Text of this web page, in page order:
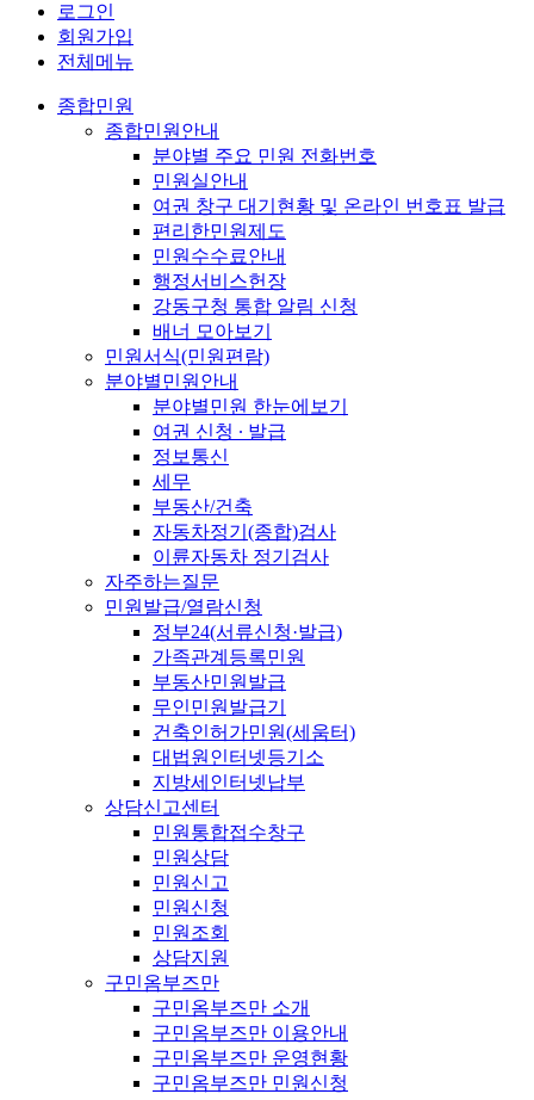
로그인
회원가입
전체메뉴
종합민원
종합민원안내
분야별 주요 민원 전화번호
민원실안내
여권 창구 대기현황 및 온라인 번호표 발급
편리한민원제도
민원수수료안내
행정서비스헌장
강동구청 통합 알림 신청
배너 모아보기
민원서식(민원편람)
분야별민원안내
분야별민원 한눈에보기
여권 신청 ∙ 발급
정보통신
세무
부동산/건축
자동차정기(종합)검사
이륜자동차 정기검사
자주하는질문
민원발급/열람신청
정부24(서류신청·발급)
가족관계등록민원
부동산민원발급
무인민원발급기
건축인허가민원(세움터)
대법원인터넷등기소
지방세인터넷납부
상담신고센터
민원통합접수창구
민원상담
민원신고
민원신청
민원조회
상담지원
구민옴부즈만
구민옴부즈만 소개
구민옴부즈만 이용안내
구민옴부즈만 운영현황
구민옴부즈만 민원신청